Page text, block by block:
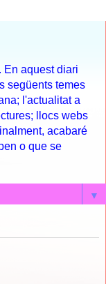
En aquest diari
següents temes
l'actualitat a
llocs webs
acabaré
o que se
▼